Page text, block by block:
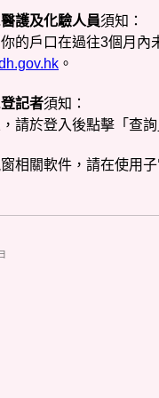
的戶口在過往3個月